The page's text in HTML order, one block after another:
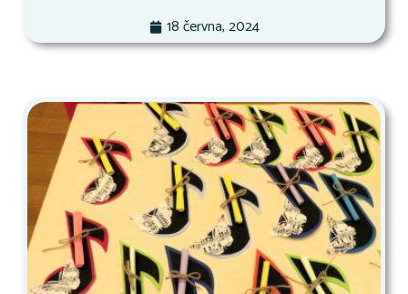
18 června, 2024